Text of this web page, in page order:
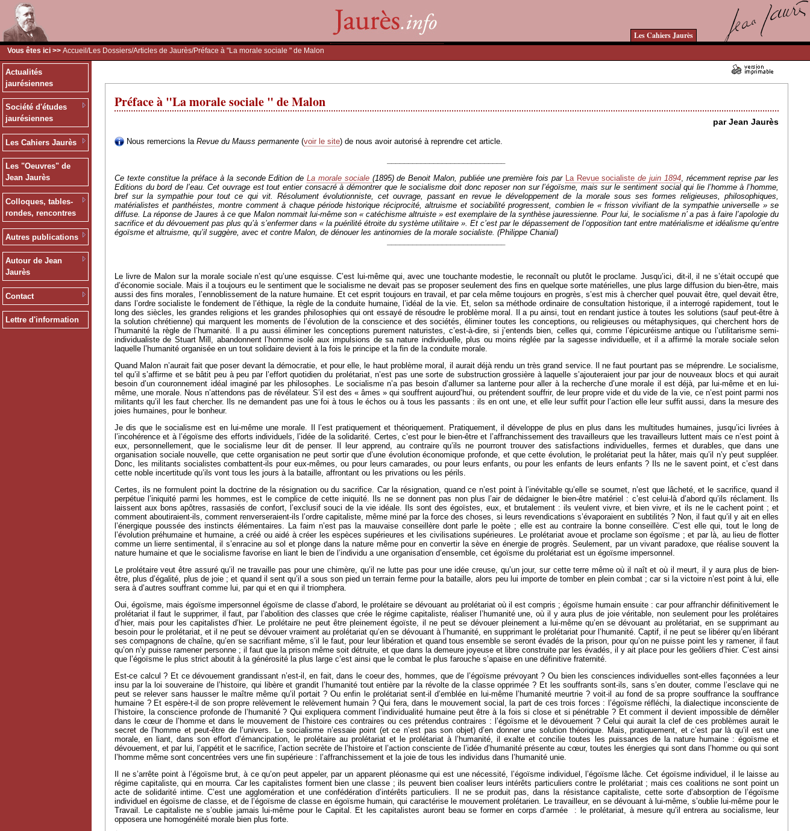
Les Cahiers Jaurès
Vous êtes ici >> Accueil /Les Dossiers/Articles de Jaurès/Préface à "La morale sociale " de Malon
Actualités
jaurésiennes
Société d'études
jaurésiennes
Les Cahiers Jaurès
Les "Oeuvres" de
Jean Jaurès
Colloques, tables-
rondes, rencontres
Autres publications
Autour de Jean
Jaurès
Contact
Lettre d'information
Préface à "La morale sociale " de Malon
par Jean Jaurès
Nous remercions la Revue du Mauss permanente (voir le site) de nous avoir autorisé à reprendre cet article.
Ce texte constitue la préface à la seconde Edition deLa morale sociale (1895) de Benoit Malon, publiée une première fois par La Revue socialiste de juin 1894, récemment reprise par les
Editions du bord de l’eau. Cet ouvrage est tout entier consacré à démontrer que le socialisme doit donc reposer non sur l’égoïsme, mais sur le sentiment social qui lie l’homme à l’homme,
bref sur la sympathie pour tout ce qui vit. Résolument évolutionniste, cet ouvrage, passant en revue le développement de la morale sous ses formes religieuses, philosophiques,
matérialistes et panthéistes, montre comment à chaque période historique réciprocité, altruisme et sociabilité progressent, combien le « frisson vivifiant de la sympathie universelle » se
diffuse. La réponse de Jaures à ce que Malon nommait lui-même son « catéchisme altruiste » est exemplaire de la synthèse jauressienne. Pour lui, le socialisme n’ a pas à faire l’apologie du
sacrifice et du dévouement pas plus qu’à s’enfermer dans « la puérilité étroite du système utilitaire ». Et c’est par le dépassement de l’opposition tant entre matérialisme et idéalisme qu’entre
égoïsme et altruisme, qu’il suggère, avec et contre Malon, de dénouer les antinomies de la morale socialiste. (Philippe Chanial)
Le livre de Malon sur la morale sociale n’est qu’une esquisse. C’est lui-même qui, avec une touchante modestie, le reconnaît ou plutôt le proclame. Jusqu’ici, dit-il, il ne s’était occupé que
d’économie sociale. Mais il a toujours eu le sentiment que le socialisme ne devait pas se proposer seulement des fins en quelque sorte matérielles, une plus large diffusion du bien-être, mais
aussi des fins morales, l’ennoblissement de la nature humaine. Et cet esprit toujours en travail, et par cela même toujours en progrès, s’est mis à chercher quel pouvait être, quel devait être,
dans l’ordre socialiste le fondement de l’éthique, la règle de la conduite humaine, l’idéal de la vie. Et, selon sa méthode ordinaire de consultation historique, il a interrogé rapidement, tout le
long des siècles, les grandes religions et les grandes philosophies qui ont essayé de résoudre le problème moral. Il a pu ainsi, tout en rendant justice à toutes les solutions (sauf peut-être à
la solution chrétienne) qui marquent les moments de l’évolution de la conscience et des sociétés, éliminer toutes les conceptions, ou religieuses ou métaphysiques, qui cherchent hors de
l’humanité la règle de l’humanité. Il a pu aussi éliminer les conceptions purement naturistes, c’est-à-dire, si j’entends bien, celles qui, comme l’épicuréisme antique ou l’utilitarisme semi-
individualiste de Stuart Mill, abandonnent l’homme isolé aux impulsions de sa nature individuelle, plus ou moins réglée par la sagesse individuelle, et il a affirmé la morale sociale selon
laquelle l’humanité organisée en un tout solidaire devient à la fois le principe et la fin de la conduite morale.
Quand Malon n’aurait fait que poser devant la démocratie, et pour elle, le haut problème moral, il aurait déjà rendu un très grand service. Il ne faut pourtant pas se méprendre. Le socialisme,
tel qu’il s’affirme et se bâtit peu à peu par l’effort quotidien du prolétariat, n’est pas une sorte de substruction grossière à laquelle s’ajouteraient jour par jour de nouveaux blocs et qui aurait
besoin d’un couronnement idéal imaginé par les philosophes. Le socialisme n’a pas besoin d’allumer sa lanterne pour aller à la recherche d’une morale il est déjà, par lui-même et en lui-
même, une morale. Nous n’attendons pas de révélateur. S’il est des « âmes » qui souffrent aujourd’hui, ou prétendent souffrir, de leur propre vide et du vide de la vie, ce n’est point parmi nos
militants qu’il les faut chercher. Ils ne demandent pas une foi à tous le échos ou à tous les passants : ils en ont une, et elle leur suffit pour l’action elle leur suffit aussi, dans la mesure des
joies humaines, pour le bonheur.
Je dis que le socialisme est en lui-même une morale. Il l’est pratiquement et théoriquement. Pratiquement, il développe de plus en plus dans les multitudes humaines, jusqu’ici livrées à
l’incohérence et à l’égoïsme des efforts individuels, l’idée de la solidarité. Certes, c’est pour le bien-être et l’affranchissement des travailleurs que les travailleurs luttent mais ce n’est point à
eux, personnellement, que le socialisme leur dit de penser. Il leur apprend, au contraire qu’ils ne pourront trouver des satisfactions individuelles, fermes et durables, que dans une
organisation sociale nouvelle, que cette organisation ne peut sortir que d’une évolution économique profonde, et que cette évolution, le prolétariat peut la hâter, mais qu’il n’y peut suppléer.
Donc, les militants socialistes combattent-ils pour eux-mêmes, ou pour leurs camarades, ou pour leurs enfants, ou pour les enfants de leurs enfants ? Ils ne le savent point, et c’est dans
cette noble incertitude qu’ils vont tous les jours à la bataille, affrontant ou les privations ou les périls.
Certes, ils ne formulent point la doctrine de la résignation ou du sacrifice. Car la résignation, quand ce n’est point à l’inévitable qu’elle se soumet, n’est que lâcheté, et le sacrifice, quand il
perpétue l’iniquité parmi les hommes, est le complice de cette iniquité. Ils ne se donnent pas non plus l’air de dédaigner le bien-être matériel : c’est celui-là d’abord qu’ils réclament. Ils
laissent aux bons apôtres, rassasiés de confort, l’exclusif souci de la vie idéale. Ils sont des égoïstes, eux, et brutalement : ils veulent vivre, et bien vivre, et ils ne le cachent point ; et
comment aboutiraient-ils, comment renverseraient-ils l’ordre capitaliste, même miné par la force des choses, si leurs revendications s’évaporaient en subtilités ? Non, il faut qu’il y ait en elles
l’énergique poussée des instincts élémentaires. La faim n’est pas la mauvaise conseillère dont parle le poète ; elle est au contraire la bonne conseillère. C’est elle qui, tout le long de
l’évolution préhumaine et humaine, a créé ou aidé à créer les espèces supérieures et les civilisations supérieures. Le prolétariat avoue et proclame son égoïsme ; et par là, au lieu de flotter
comme un lierre sentimental, il s’enracine au sol et plonge dans la nature même pour en convertir la sève en énergie de progrès. Seulement, par un vivant paradoxe, que réalise souvent la
nature humaine et que le socialisme favorise en liant le bien de l’individu a une organisation d’ensemble, cet égoïsme du prolétariat est un égoïsme impersonnel.
Le prolétaire veut être assuré qu’il ne travaille pas pour une chimère, qu’il ne lutte pas pour une idée creuse, qu’un jour, sur cette terre même où il naît et où il meurt, il y aura plus de bien-
être, plus d’égalité, plus de joie ; et quand il sent qu’il a sous son pied un terrain ferme pour la bataille, alors peu lui importe de tomber en plein combat ; car si la victoire n’est point à lui, elle
sera à d’autres souffrant comme lui, par qui et en qui il triomphera.
Oui, égoïsme, mais égoïsme impersonnel égoïsme de classe d’abord, le prolétaire se dévouant au prolétariat où il est compris ; égoïsme humain ensuite : car pour affranchir définitivement le
prolétariat il faut le supprimer, il faut, par l’abolition des classes que crée le régime capitaliste, réaliser l’humanité une, où il y aura plus de joie véritable, non seulement pour les prolétaires
d’hier, mais pour les capitalistes d’hier. Le prolétaire ne peut être pleinement égoïste, il ne peut se dévouer pleinement a lui-même qu’en se dévouant au prolétariat, en se supprimant au
besoin pour le prolétariat, et il ne peut se dévouer vraiment au prolétariat qu’en se dévouant à l’humanité, en supprimant le prolétariat pour l’humanité. Captif, il ne peut se libérer qu’en libérant
ses compagnons de chaîne, qu’en se sacrifiant même, s’il le faut, pour leur libération et quand tous ensemble se seront évadés de la prison, pour qu’on ne puisse point les y ramener, il faut
qu’on n’y puisse ramener personne ; il faut que la prison même soit détruite, et que dans la demeure joyeuse et libre construite par les évadés, il y ait place pour les geôliers d’hier. C’est ainsi
que l’égoïsme le plus strict aboutit à la générosité la plus large c’est ainsi que le combat le plus farouche s’apaise en une définitive fraternité.
Est-ce calcul ? Et ce dévouement grandissant n’est-il, en fait, dans le coeur des, hommes, que de l’égoïsme prévoyant ? Ou bien les consciences individuelles sont-elles façonnées a leur
insu par la loi souveraine de l’histoire, qui libère et grandit l’humanité tout entière par la révolte de la classe opprimée ? Et les souffrants sont-ils, sans s’en douter, comme l’esclave qui ne
peut se relever sans hausser le maître même qu’il portait ? Ou enfin le prolétariat sent-il d’emblée en lui-même l’humanité meurtrie ? voit-il au fond de sa propre souffrance la souffrance
humaine ? Et espère-t-il de son propre relèvement le relèvement humain ? Qui fera, dans le mouvement social, la part de ces trois forces : l’égoïsme réfléchi, la dialectique inconsciente de
l’histoire, la conscience profonde de l’humanité ? Qui expliquera comment l’individualité humaine peut être à la fois si close et si pénétrable ? Et comment il devient impossible de démêler
dans le cœur de l’homme et dans le mouvement de l’histoire ces contraires ou ces prétendus contraires : l’égoïsme et le dévouement ? Celui qui aurait la clef de ces problèmes aurait le
secret de l’homme et peut-être de l’univers. Le socialisme n’essaie point (et ce n’est pas son objet) d’en donner une solution théorique. Mais, pratiquement, et c’est par là qu’il est une
morale, en liant, dans son effort d’émancipation, le prolétaire au prolétariat et le prolétariat à l’humanité, il exalte et concilie toutes les puissances de la nature humaine : égoïsme et
dévouement, et par lui, l’appétit et le sacrifice, l’action secrète de l’histoire et l’action consciente de l’idée d’humanité présente au cœur, toutes les énergies qui sont dans l’homme ou qui sont
l’homme même sont concentrées vers une fin supérieure : l’affranchissement et la joie de tous les individus dans l’humanité unie.
Il ne s’arrête point à l’égoïsme brut, à ce qu’on peut appeler, par un apparent pléonasme qui est une nécessité, l’égoïsme individuel, l’égoïsme lâche. Cet égoïsme individuel, il le laisse au
régime capitaliste, qui en mourra. Car les capitalistes forment bien une classe ; ils peuvent bien coaliser leurs intérêts particuliers contre le prolétariat ; mais ces coalitions ne sont point un
acte de solidarité intime. C’est une agglomération et une confédération d’intérêts particuliers. Il ne se produit pas, dans la résistance capitaliste, cette sorte d’absorption de l’égoïsme
individuel en égoïsme de classe, et de l’égoïsme de classe en égoïsme humain, qui caractérise le mouvement prolétarien. Le travailleur, en se dévouant à lui-même, s’oublie lui-même pour le
Travail. Le capitaliste ne s’oublie jamais lui-même pour le Capital. Et les capitalistes auront beau se former en corps d’armée : le prolétariat, à mesure qu’il entrera au socialisme, leur
opposera une homogénéité morale bien plus forte.